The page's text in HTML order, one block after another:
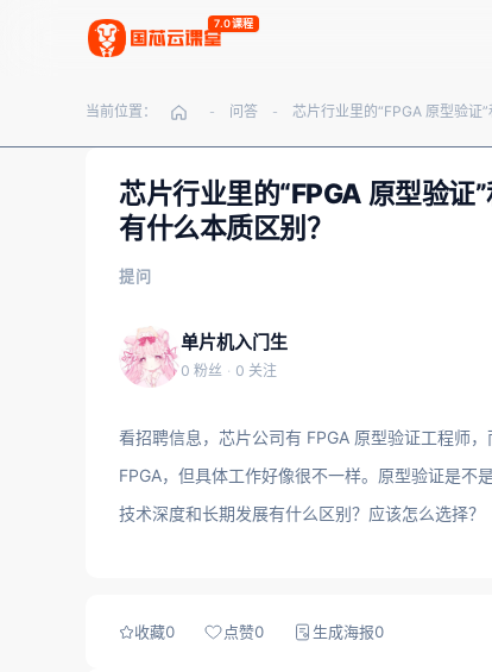
7.0课程
当前位置： - 问答 -
芯片行业里的“FPGA 原型验证
有什么本质区别？
提问
单片机入门生
0 粉丝 · 0 关注
看招聘信息，芯片公司有 FPGA 原型验证工程师
FPGA，但具体工作好像很不一样。原型验证是不
技术深度和长期发展有什么区别？应该怎么选择？
收藏0 点赞0 生成海报0